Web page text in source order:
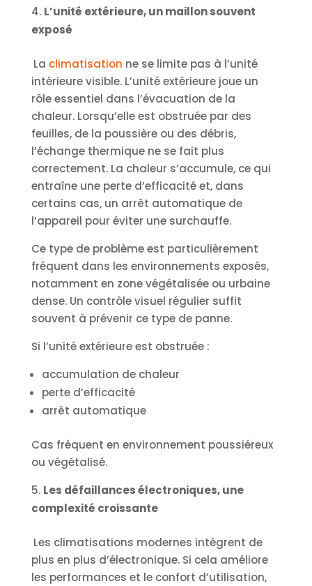
L’unité extérieure, un maillon souvent
exposé
La climatisation ne se limite pas à l’unité
intérieure visible. L’unité extérieure joue un
rôle essentiel dans l’évacuation de la
chaleur. Lorsqu’elle est obstruée par des
feuilles, de la poussière ou des débris,
l’échange thermique ne se fait plus
correctement. La chaleur s’accumule, ce qui
entraîne une perte d’efficacité et, dans
certains cas, un arrêt automatique de
l’appareil pour éviter une surchauffe.
Ce type de problème est particulièrement
fréquent dans les environnements exposés,
notamment en zone végétalisée ou urbaine
dense. Un contrôle visuel régulier suffit
souvent à prévenir ce type de panne.
Si l’unité extérieure est obstruée :
accumulation de chaleur
perte d’efficacité
arrêt automatique
Cas fréquent en environnement poussiéreux
ou végétalisé.
Les défaillances électroniques, une
complexité croissante
Les climatisations modernes intègrent de
plus en plus d’électronique. Si cela améliore
les performances et le confort d’utilisation,